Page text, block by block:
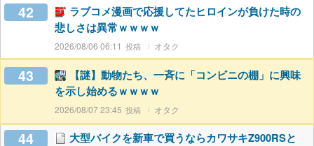
42
ラブコメ漫画で応援してたヒロインが負けた時の
悲しさは異常ｗｗｗｗ
2026/08/06 06:11 オタク
43
【謎】動物たち、一斉に「コンビニの棚」に興味
を示し始めるｗｗｗｗ
2026/08/07 23:45 オタク
44
大型バイクを新車で買うならカワサキZ900RSと